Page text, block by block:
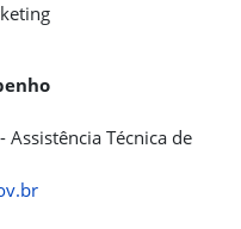
Assistência Técnica de